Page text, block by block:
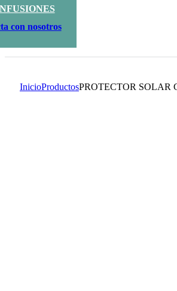
con nosotros
InicioProductosPROTECTOR SOLAR